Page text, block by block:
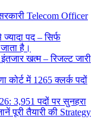
Telecom Officer
पद – सिर्फ
है।
खत्म – रिजल्ट जारी
कोर्ट में 1265 क्लर्क पदों
3,951 पदों पर सुनहरा
पूरी तैयारी की Strategy